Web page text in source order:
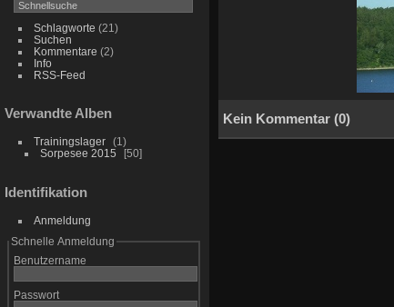
Schlagworte (21)
Suchen
Kommentare (2)
Info
RSS-Feed
Verwandte Alben
Trainingslager
1
Sorpesee 2015
50
Identifikation
Anmeldung
Schnelle Anmeldung
Benutzername
Passwort
Kein Kommentar (0)